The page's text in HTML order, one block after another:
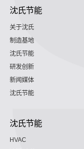
沈氏节能
关于沈氏
制造基地
沈氏节能
研发创新
新闻媒体
沈氏节能
沈氏节能
HVAC